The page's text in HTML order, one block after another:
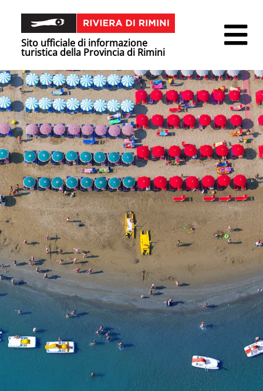
Sito ufficiale di informazione
turistica della Provincia di Rimini